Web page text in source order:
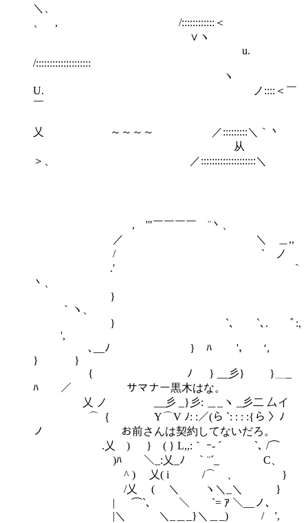
＼、
、 , /::::::::::::＜
∨ヽ
u.
/::::::::::::::::::::
ヽ
U. ノ::::＜￣
￣
乂 ～～～～ ／:::::::::＼｀丶
从
＞、 ／::::::::::::::::::::＼
, '"￣￣￣￣ ¨丶、
／ ＼ ＿,,
/ ` ノ
.′ ｀
丶、
}
｀ヽ、
} `､ `､. ﾞ:,
',
､__ﾉ } ﾊ '， ‘,
} }
{ ﾉ } __彡} }＿_
ﾊ ／ サマナー黒木はな。
乂 ノ __彡 _}彡: ＿_ヽ _彡二 厶イ
⌒｛ Y⌒V ﾉ: :／(ら `: : : :{ら 〉ﾉ
ノ お前さんは契約してないだろ。
.乂 ) } ( } L,,:｀ ｰ‐ ´ `､ /⌒
)ﾊ ＼_:乂_ﾉ ｀¨´_ C、
^ ) 乂( i /⌒ゝ、 }
/乂 ( ＼ ヽ＼_＼ }
| ⌒`、 ＼ `= ｱ ＼__ノ、
|＼ ＼_＿_}＼＿_) / ',